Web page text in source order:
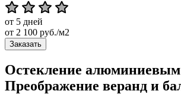
от 5 дней
от 2 100 руб./м2
Заказать
Остекление
Преображение веранд и